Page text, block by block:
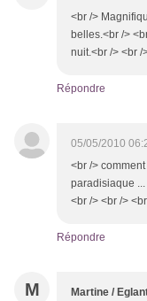
<br />
belles.<br />
nuit.<br /> <br /
Répondre
05/05/2010
<br />
paradisiaque
<br /> <br />
Répondre
M Martine /